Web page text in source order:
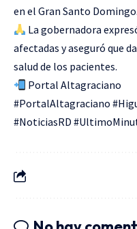
en el Gran Santo Domingo.
La gobernadora
afectadas y aseguró que
salud de los pacientes.
Portal Altagraciano
#PortalAltagraciano
#NoticiasRD